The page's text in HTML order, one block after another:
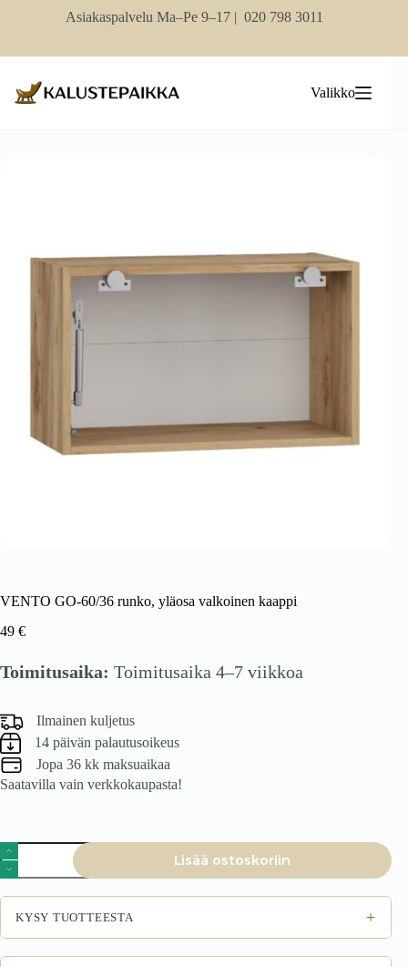
Asiakaspalvelu Ma–Pe 9–17 | 020 798 3011
Valikko
VENTO GO-60/36 runko, yläosa valkoinen kaappi
49 €
Toimitusaika: Toimitusaika 4–7 viikkoa
Ilmainen kuljetus
14 päivän palautusoikeus
Jopa 36 kk maksuaikaa
Saatavilla vain verkkokaupasta!
VENTO
GO-
60/36
runko,
yläosa
valkoinen
kaappi
määrä
Lisää ostoskoriin
KYSY TUOTTEESTA +